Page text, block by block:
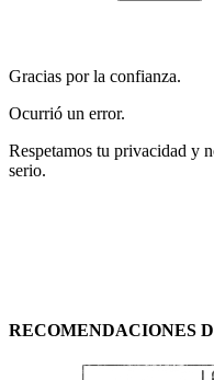
Gracias por la confianza.
Ocurrió un error.
Respetamos tu privacidad y
serio.
RECOMENDACIONES